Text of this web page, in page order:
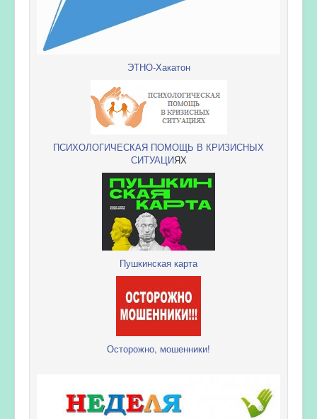
ЭТНО-Хакатон
ПСИХОЛОГИЧЕСКАЯ ПОМОЩЬ В КРИЗИСНЫХ
СИТУАЦИЯХ
Пушкинская карта
Осторожно, мошенники!